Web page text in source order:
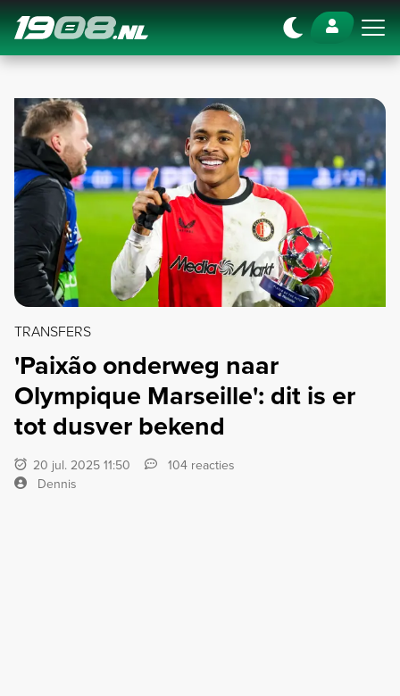
Navigation
TRANSFERS
'Paixão onderweg naar
Olympique Marseille': dit is er
tot dusver bekend
20 jul. 2025 11:50
104 reacties
Dennis